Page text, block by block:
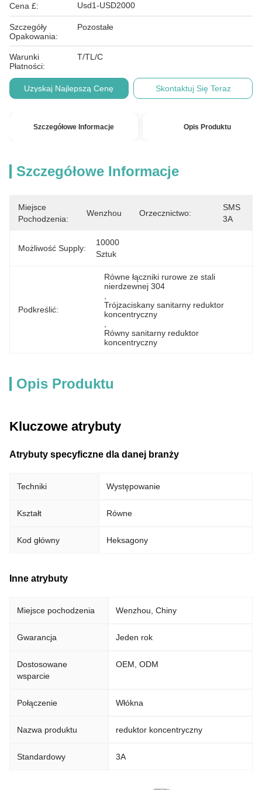
Cena £: Usd1-USD2000
Szczegóły
Opakowania:
Pozostałe
Warunki
Płatności:
T/TL/C
Uzyskaj Najlepszą Cenę Skontaktuj Się Teraz
Szczegółowe Informacje Opis Produktu
Szczegółowe Informacje
Miejsce
Pochodzenia:
Wenzhou Orzecznictwo:
SMS
3A
Możliwość Supply:
10000
Sztuk
Podkreślić:
Równe łączniki rurowe ze stali
nierdzewnej 304
Trójzaciskany sanitarny reduktor
koncentryczny
Równy sanitarny reduktor
koncentryczny
Opis Produktu
Kluczowe atrybuty
Atrybuty specyficzne dla danej branży
Techniki Występowanie
Kształt Równe
Kod główny Heksagony
Inne atrybuty
Miejsce pochodzenia Wenzhou, Chiny
Gwarancja Jeden rok
Dostosowane
wsparcie
OEM, ODM
Połączenie Włókna
Nazwa produktu reduktor koncentryczny
Standardowy 3A